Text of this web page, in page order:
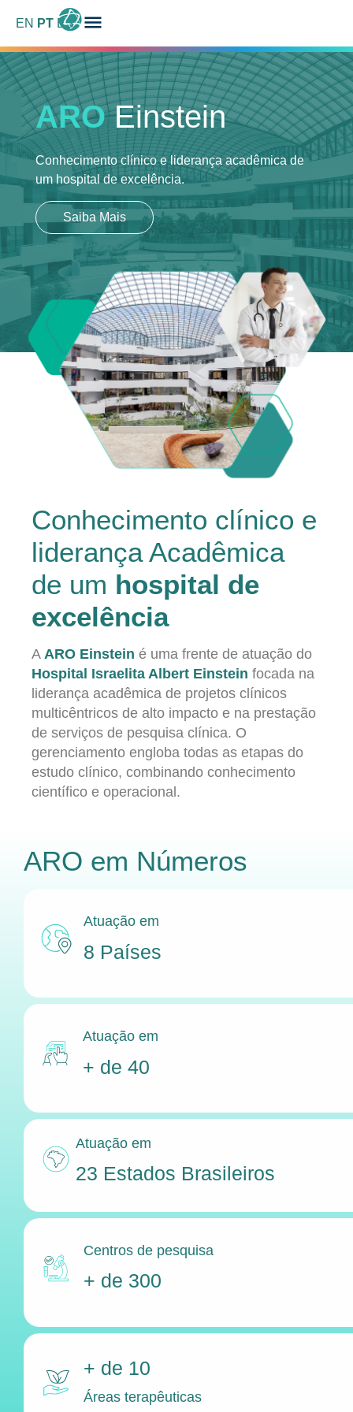
EN PT ES
ARO Einstein
Conhecimento clínico e liderança acadêmica de
um hospital de excelência.
Saiba Mais
Conhecimento clínico e
liderança Acadêmica
de um hospital de
excelência
A ARO Einstein é uma frente de atuação do
Hospital Israelita Albert Einstein focada na
liderança acadêmica de projetos clínicos
multicêntricos de alto impacto e na prestação
de serviços de pesquisa clínica. O
gerenciamento engloba todas as etapas do
estudo clínico, combinando conhecimento
científico e operacional.
ARO em Números
Atuação em
8 Países
Atuação em
+ de 40
Atuação em
23 Estados Brasileiros
Centros de pesquisa
+ de 300
+ de 10
Áreas terapêuticas